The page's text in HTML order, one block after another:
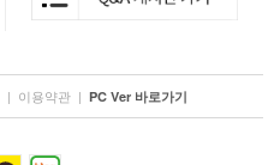
| 이용약관 | PC Ver 바로가기